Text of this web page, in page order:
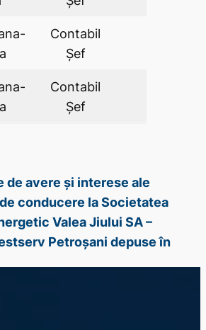
Contabil
Şef
Contabil
Şef
de avere și interese ale
conducere la Societatea
Valea Jiului SA –
Petroșani depuse în